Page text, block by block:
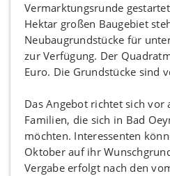
Vermarktungsrunde
Hektar großen Baugebiet
Neubaugrundstücke für
zur Verfügung. Der
Euro. Die Grundstücke sind
Das Angebot richtet sich vor
Familien, die sich in Bad
möchten. Interessenten
Oktober auf ihr
Vergabe erfolgt nach den